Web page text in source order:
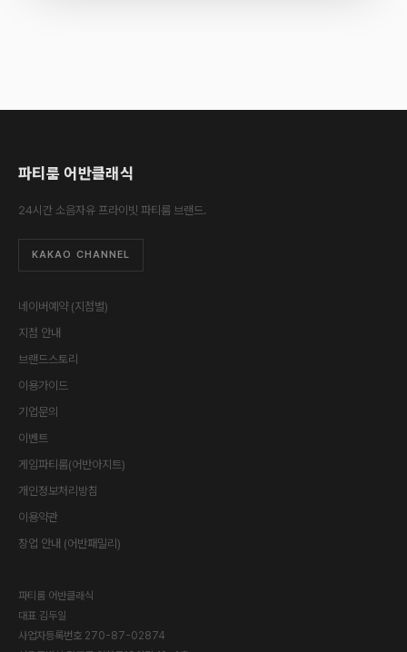
파티룸 어반클래식
24시간 소음자유 프라이빗 파티룸 브랜드.
KAKAO CHANNEL
네이버예약 (지점별)
지점 안내
브랜드스토리
이용가이드
기업문의
이벤트
게임파티룸(어반아지트)
개인정보처리방침
이용약관
창업 안내 (어반패밀리)
파티룸 어반클래식
대표 김두일
사업자등록번호 270-87-02874